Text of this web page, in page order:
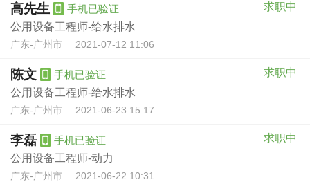
高先生 手机已验证
求职中
公用设备工程师-给水排水
广东-广州市 2021-07-12 11:06
陈文 手机已验证
求职中
公用设备工程师-给水排水
广东-广州市 2021-06-23 15:17
李磊 手机已验证
求职中
公用设备工程师-动力
广东-广州市 2021-06-22 10:31